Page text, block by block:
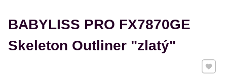
BABYLISS PRO FX7870GE
Skeleton Outliner "zlatý"
Pridať